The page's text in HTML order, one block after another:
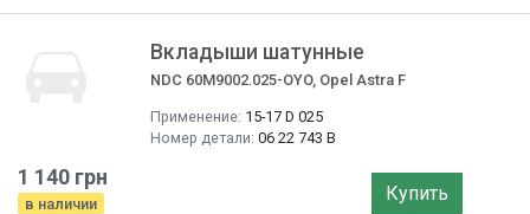
Вкладыши шатунные
NDC 60M9002.025-OYO, Opel Astra F
Применение: 15-17 D 025
Номер детали: 06 22 743 B
1 140 грн
в наличии Купить